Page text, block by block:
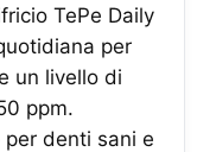
TePe Daily
per
un livello di
ppm.
denti sani e